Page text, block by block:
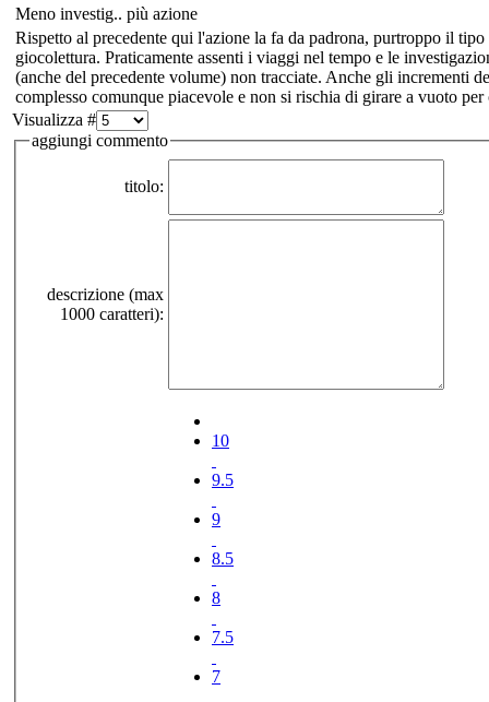
Meno investig.. più azione
Rispetto al precedente qui l'azione la fa da padrona, purtroppo il
giocolettura. Praticamente assenti i viaggi nel tempo e le
(anche del precedente volume) non tracciate. Anche gli incrementi
complesso comunque piacevole e non si rischia di girare a vuoto per
Visualizza #
aggiungi commento
titolo:
descrizione (max
1000 caratteri):
10
9.5
9
8.5
8
7.5
7